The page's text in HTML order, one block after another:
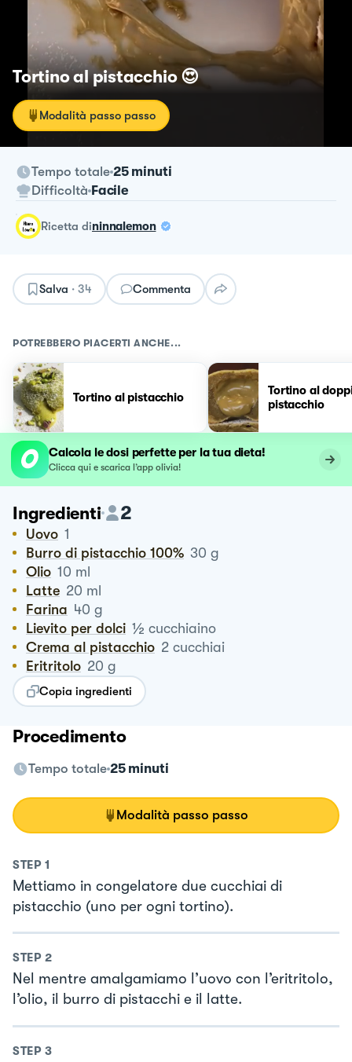
Tortino al pistacchio 😍
Modalità passo passo
Tempo totale 25 minuti
Difficoltà Facile
ricetta dininnalemon
Salva · 34 Commenta
POTREBBERO PIACERTI ANCHE...
Tortino al pistacchio
Tortino al
pistacchio
Calcola le dosi perfette per la tua dieta!
Clicca qui e scarica l’app olivia!
Ingredienti 2
Uovo 1
Burro di pistacchio 100% 30 g
Olio 10 ml
Latte 20 ml
Farina 40 g
Lievito per dolci ½ cucchiaino
Crema al pistacchio 2 cucchiai
Eritritolo 20 g
Copia ingredienti
Procedimento
Tempo totale 25 minuti
Modalità passo passo
STEP 1
Mettiamo in congelatore due cucchiai di
pistacchio (uno per ogni tortino).
STEP 2
Nel mentre amalgamiamo l’uovo con l’eritritolo,
l’olio, il burro di pistacchi e il latte.
STEP 3